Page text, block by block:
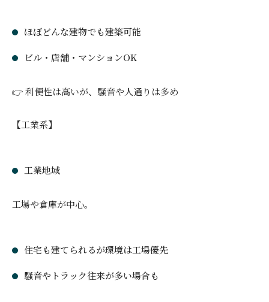
ほぼどんな建物でも建築可能
ビル・店舗・マンションOK
👉 利便性は高いが、騒音や人通りは多め
【工業系】
工業地域
工場や倉庫が中心。
住宅も建てられるが環境は工場優先
騒音やトラック往来が多い場合も